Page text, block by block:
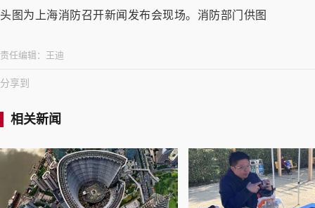
头图为上海消防召开新闻发布会现场。消防部门供图
责任编辑： 王迪
分享到
相关新闻